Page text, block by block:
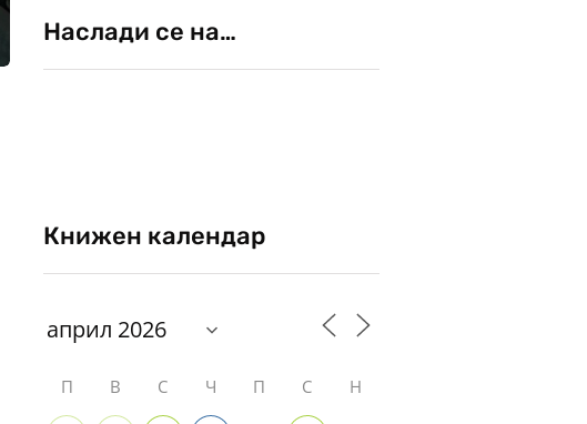
Наслади се на…
Книжен календар
П В С Ч П С Н